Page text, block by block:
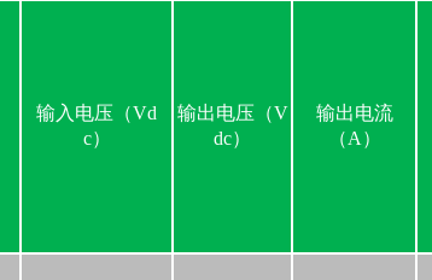
输入电压（Vd
c）
输出电压（V
dc）
输出电流
（A）